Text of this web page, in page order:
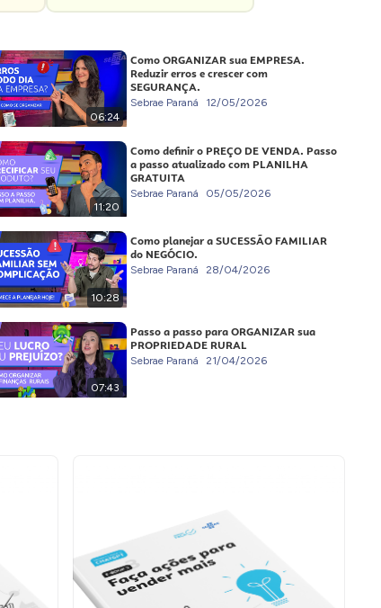
06:24
Como ORGANIZAR sua EMPRESA.
Reduzir erros e crescer com
SEGURANÇA.
Sebrae Paraná 12/05/2026
11:20
Como definir o PREÇO DE VENDA. Passo
a passo atualizado com PLANILHA
GRATUITA
Sebrae Paraná 05/05/2026
10:28
Como planejar a SUCESSÃO FAMILIAR
do NEGÓCIO.
Sebrae Paraná 28/04/2026
07:43
Passo a passo para ORGANIZAR sua
PROPRIEDADE RURAL
Sebrae Paraná 21/04/2026